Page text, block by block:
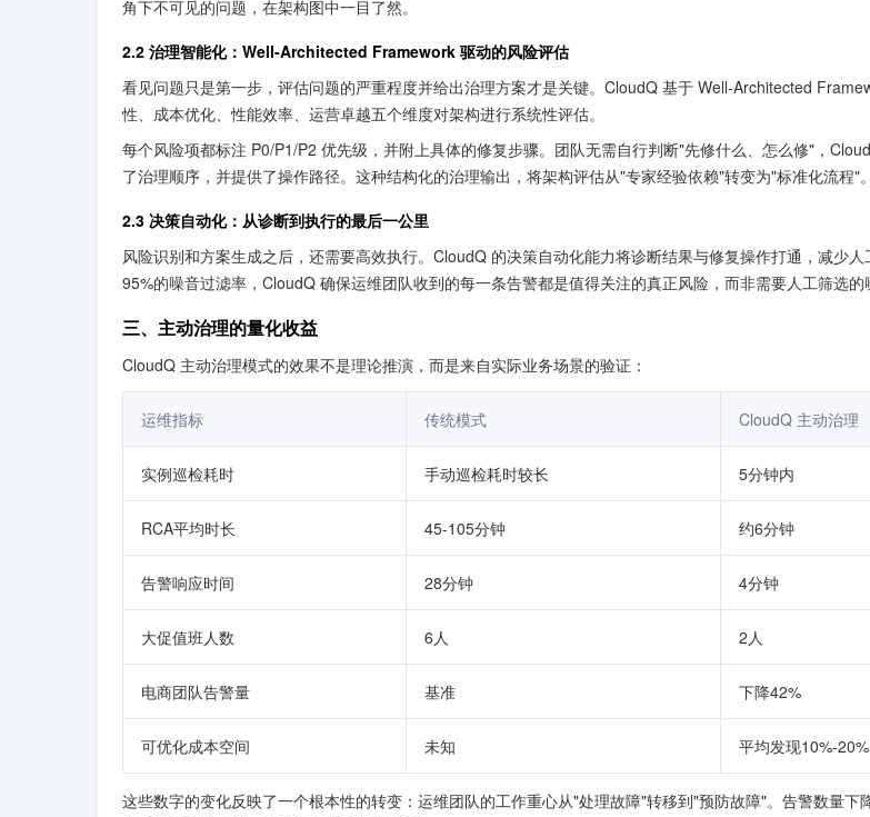
角下不可见的问题，在架构图中一目了然。
2.2 治理智能化：Well-Architected Framework 驱动的风险评估
看见问题只是第一步，评估问题的严重程度并给出治理方案才是关键。CloudQ 基于 Well-Architected
性、成本优化、性能效率、运营卓越五个维度对架构进行系统性评估。
每个风险项都标注 P0/P1/P2 优先级，并附上具体的修复步骤。团队无需自行判断"先修什么、怎么修"，
了治理顺序，并提供了操作路径。这种结构化的治理输出，将架构评估从"专家经验依赖"转变为"标准化流程"。
2.3 决策自动化：从诊断到执行的最后一公里
风险识别和方案生成之后，还需要高效执行。CloudQ 的决策自动化能力将诊断结果与修复操作打通，减少
95%的噪音过滤率，CloudQ 确保运维团队收到的每一条告警都是值得关注的真正风险，而非需要人工筛选的
三、主动治理的量化收益
CloudQ 主动治理模式的效果不是理论推演，而是来自实际业务场景的验证：
运维指标 传统模式 CloudQ 主动治理
实例巡检耗时 手动巡检耗时较长 5分钟内
RCA平均时长 45-105分钟 约6分钟
告警响应时间 28分钟 4分钟
大促值班人数 6人 2人
电商团队告警量 基准 下降42%
可优化成本空间 未知 平均发现10%-20%
这些数字的变化反映了一个根本性的转变：运维团队的工作重心从"处理故障"转移到"预防故障"。告警数量下